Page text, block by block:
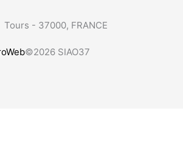
Tours - 37000, FRANCE
©2026 SIAO37